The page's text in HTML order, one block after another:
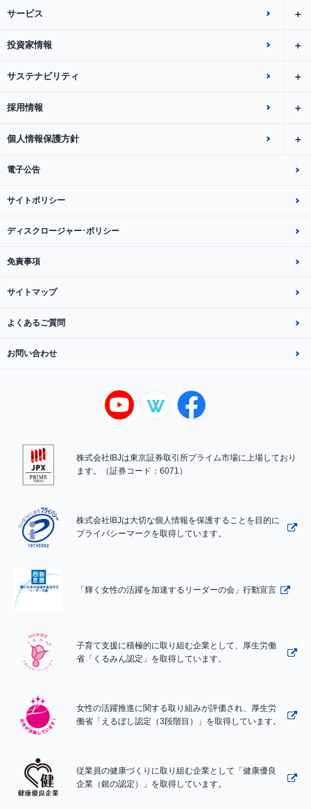
サービス
投資家情報
サステナビリティ
採用情報
個人情報保護方針
電子公告
サイトポリシー
ディスクロージャー･ポリシー
免責事項
サイトマップ
よくあるご質問
お問い合わせ
株式会社IBJは東京証券取引所プライム市場に上場しており
ます。（証券コード：6071）
株式会社IBJは大切な個人情報を保護することを目的に
プライバシーマークを取得しています。
「輝く女性の活躍を加速するリーダーの会」行動宣言
子育て支援に積極的に取り組む企業として、厚生労働
省「くるみん認定」を取得しています。
女性の活躍推進に関する取り組みが評価され、厚生労
働省「えるぼし認定（3段階目）」を取得しています。
従業員の健康づくりに取り組む企業として「健康優良
企業（銀の認定）」を取得しています。